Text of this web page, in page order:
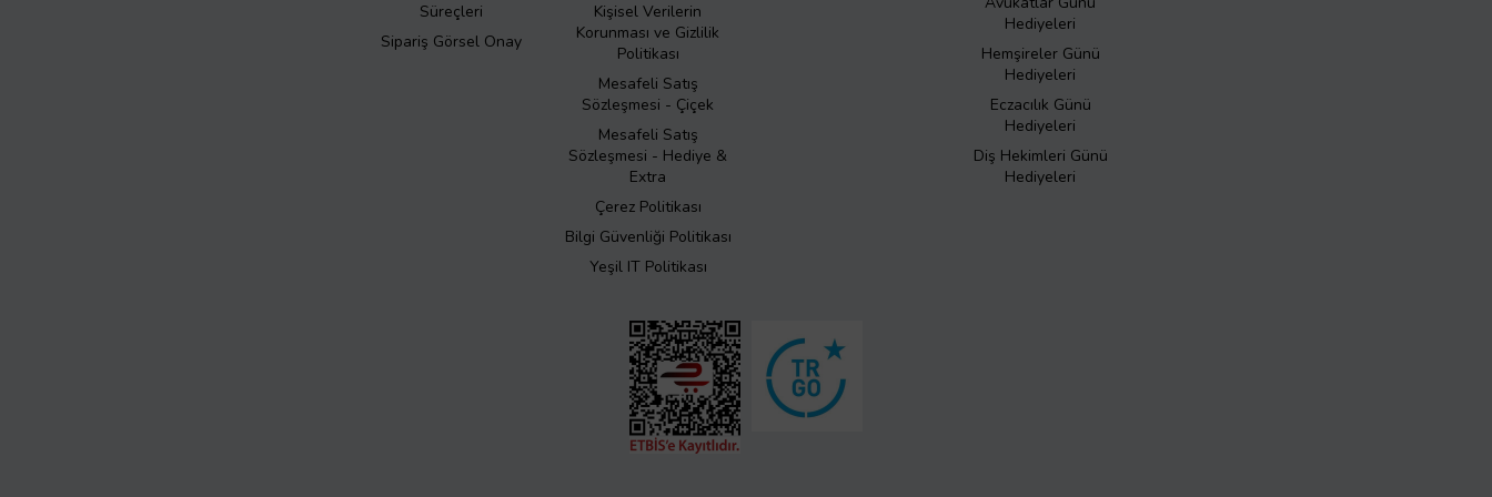
Süreçleri
Sipariş Görsel Onay
Kişisel Verilerin
Korunması ve Gizlilik
Politikası
Mesafeli Satış
Sözleşmesi - Çiçek
Mesafeli Satış
Sözleşmesi - Hediye &
Extra
Çerez Politikası
Bilgi Güvenliği Politikası
Yeşil IT Politikası
Hediyeleri
Hemşireler Günü
Hediyeleri
Eczacılık Günü
Hediyeleri
Diş Hekimleri Günü
Hediyeleri